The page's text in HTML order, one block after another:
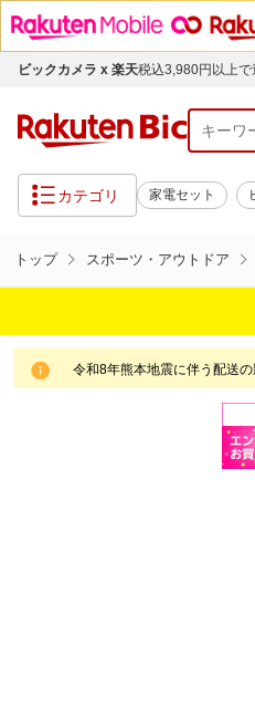
ビックカメラ x 楽天税込3,980円以上
カテゴリ 家電セット
トップ スポーツ・アウトドア
令和8年熊本地震に伴う配送